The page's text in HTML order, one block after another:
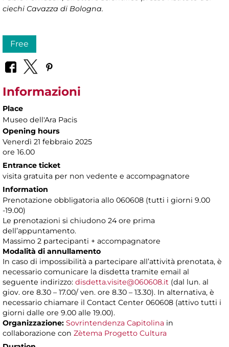
ciechi Cavazza di Bologna.
Free
Informazioni
Place
Museo dell'Ara Pacis
Opening hours
Venerdì 21 febbraio 2025
ore 16.00
Entrance ticket
visita gratuita per non vedente e accompagnatore
Information
Prenotazione obbligatoria allo 060608 (tutti i giorni 9.00
-19.00)
Le prenotazioni si chiudono 24 ore prima
dell’appuntamento.
Massimo 2 partecipanti + accompagnatore
Modalità di annullamento
In caso di impossibilità a partecipare all’attività prenotata, è
necessario comunicare la disdetta tramite email al
seguente indirizzo: disdetta.visite@060608.it (dal lun. al
giov. ore 8.30 – 17.00/ ven. ore 8.30 – 13.30). In alternativa, è
necessario chiamare il Contact Center 060608 (attivo tutti i
giorni dalle ore 9.00 alle 19.00).
Organizzazione: Sovrintendenza Capitolina in
collaborazione con Zètema Progetto Cultura